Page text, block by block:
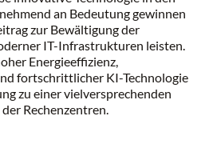
an Bedeutung gewinnen
zur Bewältigung der
IT-Infrastrukturen leisten.
Energieeffizienz,
fortschrittlicher KI-Technologie
zu einer vielversprechenden
Rechenzentren.